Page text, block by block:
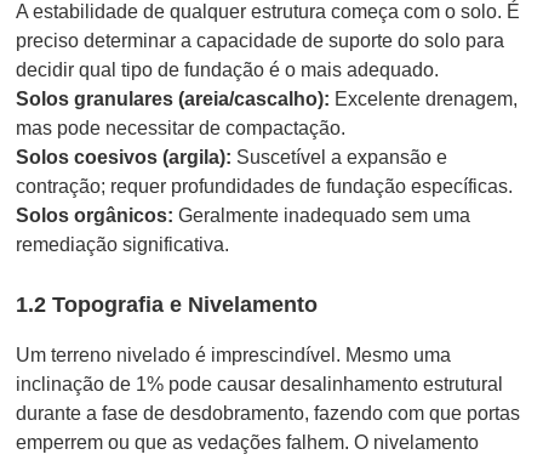
A estabilidade de qualquer estrutura começa com o solo. É
preciso determinar a capacidade de suporte do solo para
decidir qual tipo de fundação é o mais adequado.
Solos granulares (areia/cascalho): Excelente drenagem,
mas pode necessitar de compactação.
Solos coesivos (argila): Suscetível a expansão e
contração; requer profundidades de fundação específicas.
Solos orgânicos: Geralmente inadequado sem uma
remediação significativa.
1.2 Topografia e Nivelamento
Um terreno nivelado é imprescindível. Mesmo uma
inclinação de 1% pode causar desalinhamento estrutural
durante a fase de desdobramento, fazendo com que portas
emperrem ou que as vedações falhem. O nivelamento